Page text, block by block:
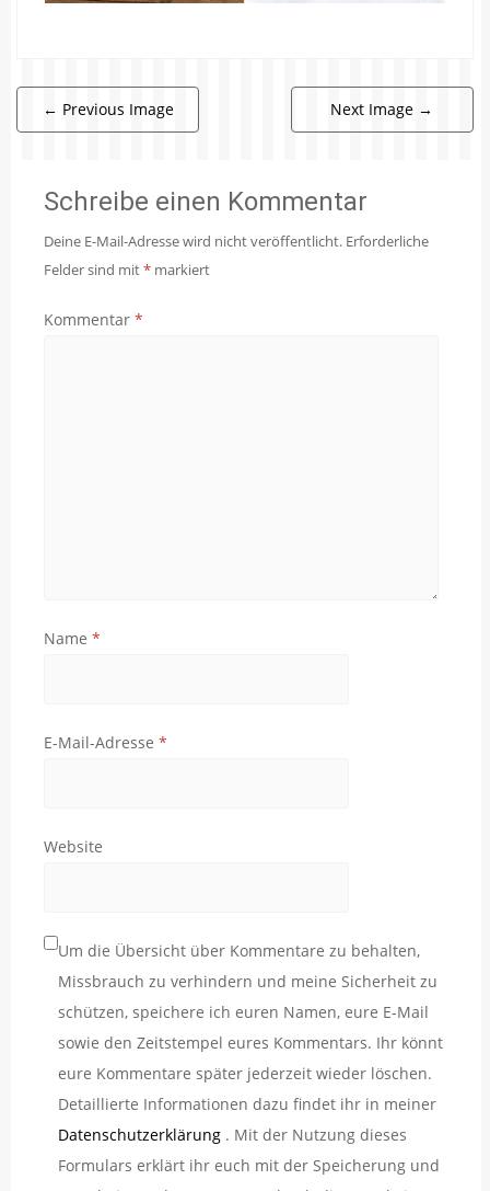
← Previous Image Next Image →
Schreibe einen Kommentar
Deine E-Mail-Adresse wird nicht veröffentlicht. Erforderliche
Felder sind mit* markiert
Kommentar *
Name *
E-Mail-Adresse *
Website
Um die Übersicht über Kommentare zu behalten,
Missbrauch zu verhindern und meine Sicherheit zu
schützen, speichere ich euren Namen, eure E-Mail
sowie den Zeitstempel eures Kommentars. Ihr könnt
eure Kommentare später jederzeit wieder löschen.
Detaillierte Informationen dazu findet ihr in meiner
Datenschutzerklärung . Mit der Nutzung dieses
Formulars erklärt ihr euch mit der Speicherung und